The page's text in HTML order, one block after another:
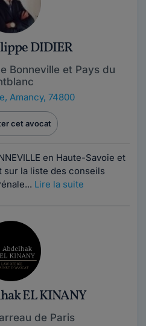
DIDIER
Bonneville et Pays du
, Amancy, 74800
cet avocat
en Haute-Savoie et
sur la liste des conseils
Lire la suite
EL KINANY
de Paris